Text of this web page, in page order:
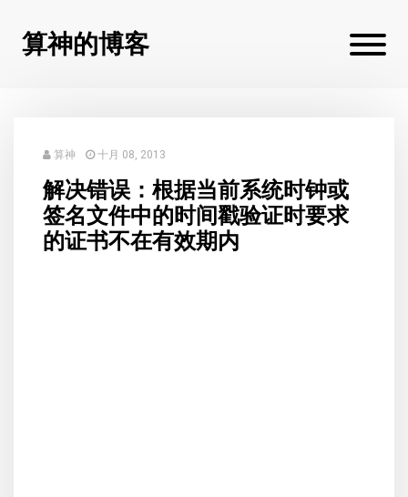
算神的博客
算神 十月 08, 2013
解决错误：根据当前系统时钟或
签名文件中的时间戳验证时要求
的证书不在有效期内